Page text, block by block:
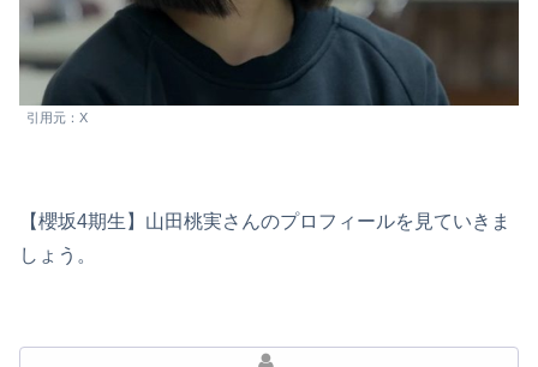
引用元：X
【櫻坂4期生】山田桃実さんのプロフィールを見ていきま
しょう。